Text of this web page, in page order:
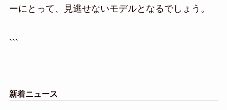
ーにとって、見逃せないモデルとなるでしょう。
```
新着ニュース